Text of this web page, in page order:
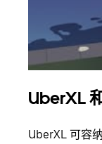
UberXL
UberXL 可容